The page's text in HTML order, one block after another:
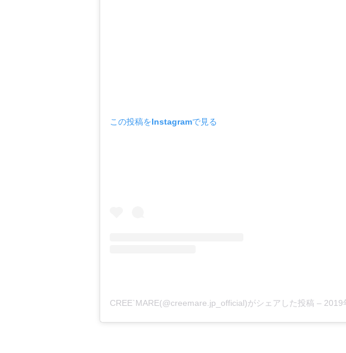
この投稿をInstagramで見る
CREE`MARE(@creemare.jp_official)がシェアした投稿 – 2019年 7